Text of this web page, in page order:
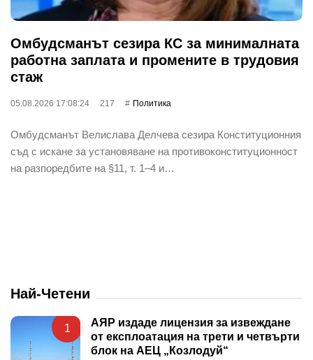
Омбудсманът сезира КС за минималната
работна заплата и промените в трудовия
стаж
05.08.2026 17:08:24 217 Политика
Омбудсманът Велислава Делчева сезира Конституционния
съд с искане за установяване на противоконституционност
на разпоредбите на §11, т. 1–4 и…
Най-Четени
1
АЯР издаде лицензия за извеждане
от експлоатация на трети и четвърти
блок на АЕЦ „Козлодуй“